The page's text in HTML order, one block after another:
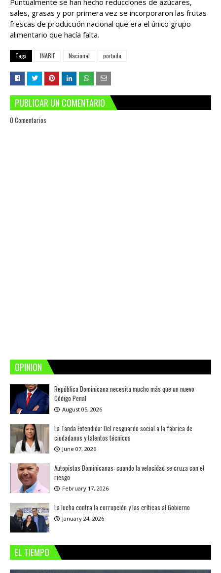
sales, grasas y por primera vez se incorporaron las frutas
frescas de producción nacional que era el único grupo
alimentario que hacía falta.
Tags INABIE Nacional portada
PUBLICAR UN COMENTARIO
0 Comentarios
OPINION
República Dominicana necesita mucho más que un nuevo
Código Penal
August 05, 2026
La Tanda Extendida: Del resguardo social a la fábrica de
ciudadanos y talentos técnicos
June 07, 2026
Autopistas Dominicanas: cuando la velocidad se cruza con el
riesgo
February 17, 2026
La lucha contra la corrupción y las críticas al Gobierno
January 24, 2026
EL TIEMPO